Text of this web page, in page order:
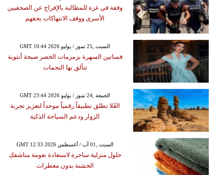
وقفة في غزة للمطالبة بالإفراج عن الصحفيين
الأسرى ووقف الانتهاكات بحقهم
GMT 10:44 2026 السبت ,25 تموز / يوليو
فساتين السهرة بزمزمات الخصر صيحة أنثوية
تتألق بها النجمات
GMT 23:44 2026 الجمعة ,24 تموز / يوليو
العُلا تطلق تطبيقاً رقمياً موحداً لتعزيز تجربة
الزوار ودعم السياحة الذكية
GMT 12:33 2026 السبت ,01 آب / أغسطس
حلول منزلية ساحرة لاستعادة نعومة مناشفكِ
الخشنة بدون معطرات